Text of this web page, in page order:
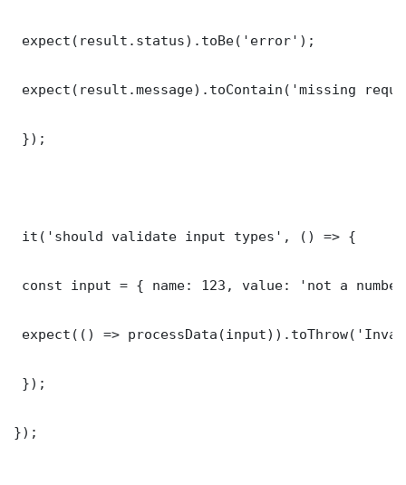
expect(result.status).toBe('error');
expect(result.message).toContain('missing
});
it('should validate input types', () => {
const input = { name: 123, value: 'not a
expect(() =>
});
});